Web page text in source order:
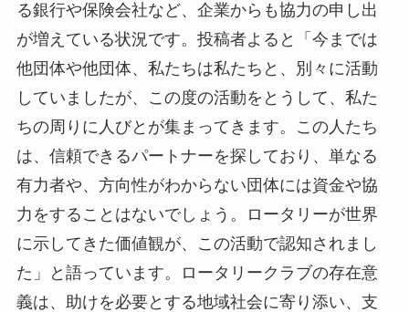
る銀行や保険会社など、企業からも協力の申し出
が増えている状況です。投稿者よると「今までは
他団体や他団体、私たちは私たちと、別々に活動
していましたが、この度の活動をとうして、私た
ちの周りに人びとが集まってきます。この人たち
は、信頼できるパートナーを探しており、単なる
有力者や、方向性がわからない団体には資金や協
力をすることはないでしょう。ロータリーが世界
に示してきた価値観が、この活動で認知されまし
た」と語っています。ロータリークラブの存在意
義は、助けを必要とする地域社会に寄り添い、支